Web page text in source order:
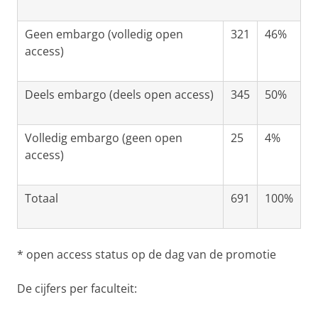
Geen embargo (volledig open
access)
321 46%
Deels embargo (deels open access) 345 50%
Volledig embargo (geen open
access)
25 4%
Totaal 691 100%
* open access status op de dag van de promotie
De cijfers per faculteit: